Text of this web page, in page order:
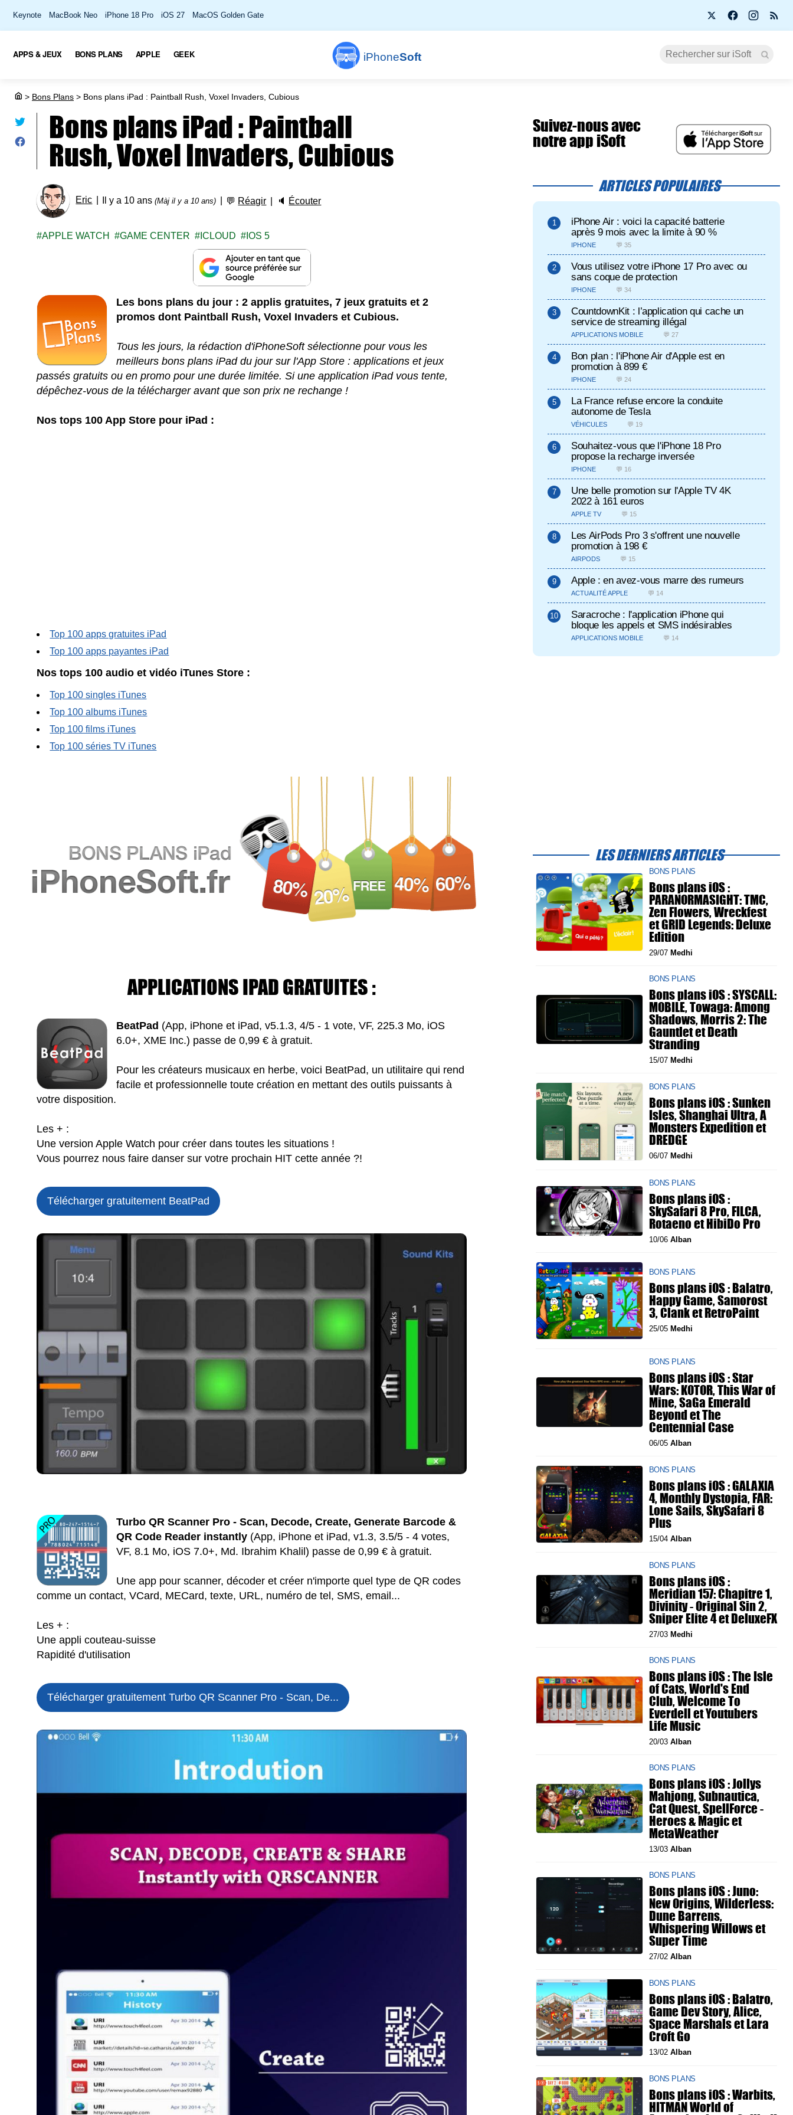
Keynote MacBook Neo iPhone 18 Pro iOS 27 MacOS Golden Gate
iPhoneSoft
APPS & JEUX BONS PLANS APPLE GEEK
> Bons Plans > Bons plans iPad : Paintball Rush, Voxel Invaders, Cubious
Bons plans iPad : Paintball
Rush, Voxel Invaders, Cubious
Eric Il y a 10 ans(Màj il y a 10 ans) 💬 Réagir 🔈 Écouter
APPLE WATCH GAME CENTER ICLOUD IOS 5
Les bons plans du jour : 2 applis gratuites, 7 jeux gratuits et 2
promos dont Paintball Rush, Voxel Invaders et Cubious.
Tous les jours, la rédaction d'iPhoneSoft sélectionne pour vous les
meilleurs bons plans iPad du jour sur l'App Store : applications et jeux
passés gratuits ou en promo pour une durée limitée. Si une application iPad vous tente,
dépêchez-vous de la télécharger avant que son prix ne rechange !
Nos tops 100 App Store pour iPad :
Top 100 apps gratuites iPad
Top 100 apps payantes iPad
Nos tops 100 audio et vidéo iTunes Store :
Top 100 singles iTunes
Top 100 albums iTunes
Top 100 films iTunes
Top 100 séries TV iTunes
APPLICATIONS IPAD GRATUITES :
BeatPad (App, iPhone et iPad, v5.1.3, 4/5 - 1 vote, VF, 225.3 Mo, iOS
6.0+, XME Inc.) passe de 0,99 € à gratuit.
Pour les créateurs musicaux en herbe, voici BeatPad, un utilitaire qui rend
facile et professionnelle toute création en mettant des outils puissants à
votre disposition.
Les + :
Une version Apple Watch pour créer dans toutes les situations !
Vous pourrez nous faire danser sur votre prochain HIT cette année ?!
Télécharger gratuitement BeatPad
Turbo QR Scanner Pro - Scan, Decode, Create, Generate Barcode &
QR Code Reader instantly (App, iPhone et iPad, v1.3, 3.5/5 - 4 votes,
VF, 8.1 Mo, iOS 7.0+, Md. Ibrahim Khalil) passe de 0,99 € à gratuit.
Une app pour scanner, décoder et créer n'importe quel type de QR codes
comme un contact, VCard, MECard, texte, URL, numéro de tel, SMS, email...
Les + :
Une appli couteau-suisse
Rapidité d'utilisation
Télécharger gratuitement Turbo QR Scanner Pro - Scan, De...
Suivez-nous avec
notre app iSoft
ARTICLES POPULAIRES
iPhone Air : voici la capacité batterie
après 9 mois avec la limite à 90 %
IPHONE 💬 35
Vous utilisez votre iPhone 17 Pro avec ou
sans coque de protection
IPHONE 💬 34
CountdownKit : l’application qui cache un
service de streaming illégal
APPLICATIONS MOBILE 💬 27
Bon plan : l'iPhone Air d'Apple est en
promotion à 899 €
IPHONE 💬 24
La France refuse encore la conduite
autonome de Tesla
VÉHICULES 💬 19
Souhaitez-vous que l'iPhone 18 Pro
propose la recharge inversée
IPHONE 💬 16
Une belle promotion sur l'Apple TV 4K
2022 à 161 euros
APPLE TV 💬 15
Les AirPods Pro 3 s'offrent une nouvelle
promotion à 198 €
AIRPODS 💬 15
Apple : en avez-vous marre des rumeurs
ACTUALITÉ APPLE 💬 14
Saracroche : l'application iPhone qui
bloque les appels et SMS indésirables
APPLICATIONS MOBILE 💬 14
LES DERNIERS ARTICLES
BONS PLANS
Bons plans iOS :
PARANORMASIGHT: TMC,
Zen Flowers, Wreckfest
et GRID Legends: Deluxe
Edition
29/07 Medhi
BONS PLANS
Bons plans iOS : SYSCALL:
MOBILE, Towaga: Among
Shadows, Morris 2: The
Gauntlet et Death
Stranding
15/07 Medhi
BONS PLANS
Bons plans iOS : Sunken
Isles, Shanghai Ultra, A
Monsters Expedition et
DREDGE
06/07 Medhi
BONS PLANS
Bons plans iOS :
SkySafari 8 Pro, FILCA,
Rotaeno et HibiDo Pro
10/06 Alban
BONS PLANS
Bons plans iOS : Balatro,
Happy Game, Samorost
3, Clank et RetroPaint
25/05 Medhi
BONS PLANS
Bons plans iOS : Star
Wars: KOTOR, This War of
Mine, SaGa Emerald
Beyond et The
Centennial Case
06/05 Alban
BONS PLANS
Bons plans iOS : GALAXIA
4, Monthly Dystopia, FAR:
Lone Sails, SkySafari 8
Plus
15/04 Alban
BONS PLANS
Bons plans iOS :
Meridian 157: Chapitre 1,
Divinity - Original Sin 2,
Sniper Elite 4 et DeluxeFX
27/03 Medhi
BONS PLANS
Bons plans iOS : The Isle
of Cats, World's End
Club, Welcome To
Everdell et Youtubers
Life Music
20/03 Alban
BONS PLANS
Bons plans iOS : Jollys
Mahjong, Subnautica,
Cat Quest, SpellForce -
Heroes & Magic et
MetaWeather
13/03 Alban
BONS PLANS
Bons plans iOS : Juno:
New Origins, Wilderless:
Dune Barrens,
Whispering Willows et
Super Time
27/02 Alban
BONS PLANS
Bons plans iOS : Balatro,
Game Dev Story, Alice,
Space Marshals et Lara
Croft Go
13/02 Alban
BONS PLANS
Bons plans iOS : Warbits,
HITMAN World of